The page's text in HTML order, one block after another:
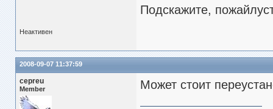
First Seen Сбт 06 Сен
Сырые сообщения
host=comp type=AVC
Подскажите,
Неактивен
2008-09-07 11:37:59
cepreu
Member Может стоит